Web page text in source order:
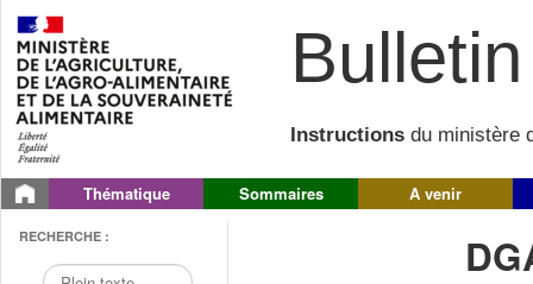
Instructions du ministère
Thématique Sommaires A venir
RECHERCHE :